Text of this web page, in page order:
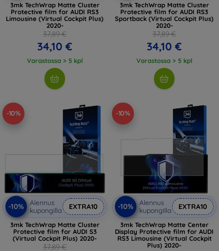
3mk TechWrap Matte Cluster
Protective film for AUDI RS3
Limousine (Virtual Cockpit Plus)
2020-
37,89 €
34,10 €
Varastossa > 5 kpl
3mk TechWrap Matte Cluster
Protective film for AUDI RS3
Sportback (Virtual Cockpit Plus)
2020-
37,89 €
34,10 €
Varastossa > 5 kpl
-10%
-10%
Alennus
kupongilla
EXTRA10
3mk TechWrap Matte Cluster
Protective film for AUDI S3
(Virtual Cockpit Plus) 2020-
37,89 €
-10%
-10%
Alennus
kupongilla
EXTRA10
3mk TechWrap Matte Center
Display Protective film for AUDI
RS3 Limousine (Virtual Cockpit
Plus) 2020-